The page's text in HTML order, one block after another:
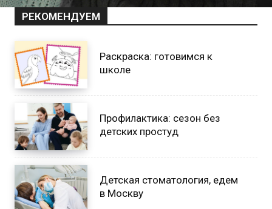
РЕКОМЕНДУЕМ
Раскраска: готовимся к
школе
Профилактика: сезон без
детских простуд
Детская стоматология, едем
в Москву